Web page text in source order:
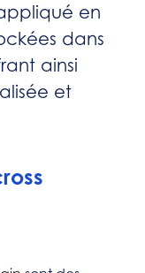
en
dans
ainsi
et